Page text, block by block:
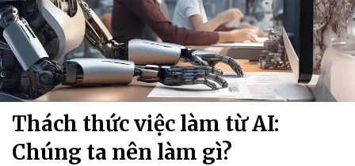
Thách thức việc làm từ AI:
Chúng ta nên làm gì?